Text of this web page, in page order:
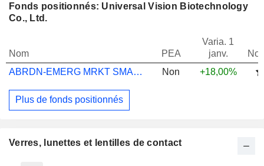
Fonds positionnés: Universal Vision Biotechnology
Co., Ltd.
Nom PEA
Varia. 1
janv.
ABRDN-EMERG MRKT SMALLER COMP A ACC USD
Non +18,00%
Plus de fonds positionnés
Verres, lunettes et lentilles de contact